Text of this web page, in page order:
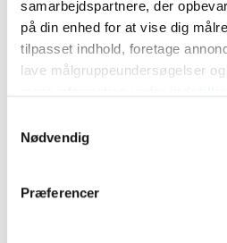
samarbejdspartnere, der
på din enhed for at vise dig
tilpasset indhold, foretage
lave målgruppeundersøgelser
tilbage eller ændre indstillinger
"Cookiedeklaration", eller ved
Nødvendig
Præferencer